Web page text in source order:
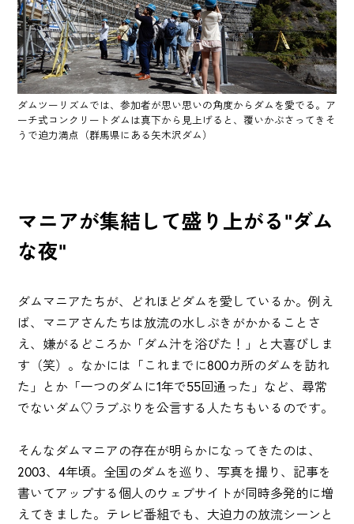
ダムツーリズムでは、参加者が思い思いの角度からダムを愛でる。ア
ーチ式コンクリートダムは真下から見上げると、覆いかぶさってきそ
うで迫力満点（群馬県にある矢木沢ダム）
マニアが集結して盛り上がる"ダム
な夜"
ダムマニアたちが、どれほどダムを愛しているか。例え
ば、マニアさんたちは放流の水しぶきがかかることさ
え、嫌がるどころか「ダム汁を浴びた！」と大喜びしま
す（笑）。なかには「これまでに800カ所のダムを訪れ
た」とか「一つのダムに1年で55回通った」など、尋常
でないダム♡ラブぶりを公言する人たちもいるのです。
そんなダムマニアの存在が明らかになってきたのは、
2003、4年頃。全国のダムを巡り、写真を撮り、記事を
書いてアップする個人のウェブサイトが同時多発的に増
えてきました。テレビ番組でも、大迫力の放流シーンと